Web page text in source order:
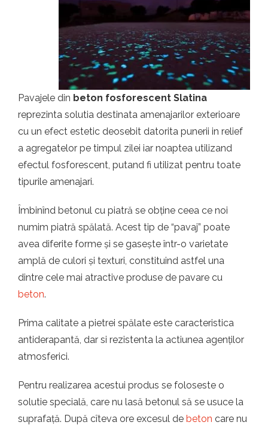
Pavajele din beton fosforescent Slatina
reprezinta solutia destinata amenajarilor exterioare
cu un efect estetic deosebit datorita punerii in relief
a agregatelor pe timpul zilei iar noaptea utilizand
efectul fosforescent, putand fi utilizat pentru toate
tipurile amenajari.
Îmbinînd betonul cu piatră se obține ceea ce noi
numim piatră spălată. Acest tip de “pavaj” poate
avea diferite forme și se gasește într-o varietate
amplă de culori și texturi, constituind astfel una
dintre cele mai atractive produse de pavare cu
beton.
Prima calitate a pietrei spălate este caracteristica
antiderapantă, dar si rezistenta la actiunea agenților
atmosferici.
Pentru realizarea acestui produs se foloseste o
solutie specială, care nu lasă betonul să se usuce la
suprafață. După cîteva ore excesul de beton care nu